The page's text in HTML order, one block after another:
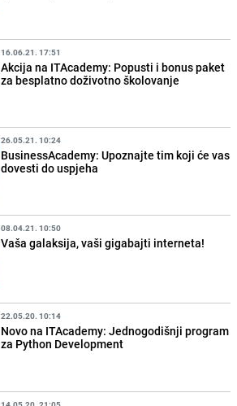
16.06.21. 17:51
Akcija na ITAcademy: Popusti i bonus paket
za besplatno doživotno školovanje
26.05.21. 10:24
BusinessAcademy: Upoznajte tim koji će vas
dovesti do uspjeha
08.04.21. 10:50
Vaša galaksija, vaši gigabajti interneta!
22.05.20. 10:14
Novo na ITAcademy: Jednogodišnji program
za Python Development